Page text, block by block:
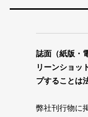
誌面（紙版・
リーンショッ
プすることは
弊社刊行物に